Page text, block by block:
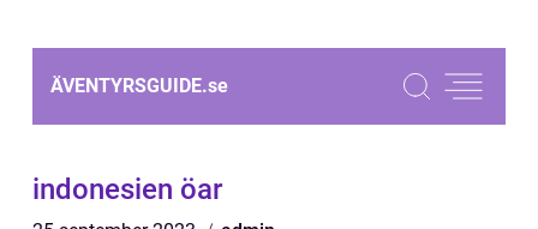
ÄVENTYRSGUIDE.se
indonesien öar